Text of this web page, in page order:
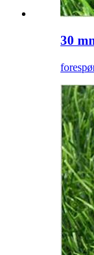
30